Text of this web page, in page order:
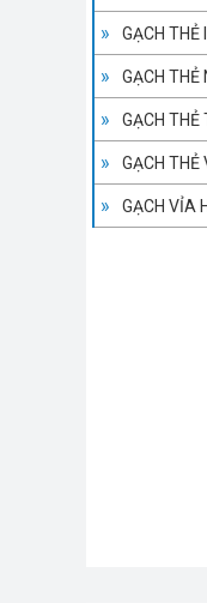
GẠCH THẺ
GẠCH THẺ
GẠCH THẺ
GẠCH THẺ
GẠCH VỈA